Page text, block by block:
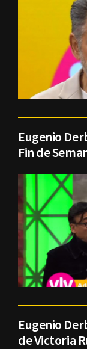
Eugenio
Fin de
Eugenio
de Victoria